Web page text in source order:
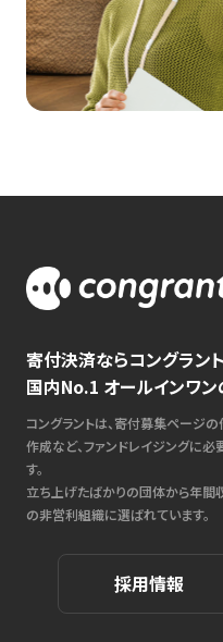
寄付決済ならコングラント
国内No.1 オールインワ
コングラントは、寄付募集ページ
作成など、ファンドレイジングに
す。
立ち上げたばかりの団体から年
の非営利組織に選ばれています。
採用情報